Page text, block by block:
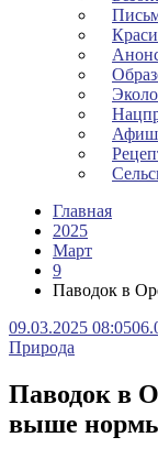
Главная
2025
Март
9
Паводок в
09.03.2025 08:05
Природа
Паводок в
выше